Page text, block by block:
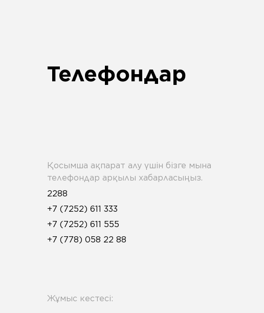
Қосымша ақпарат алу үшін бізге мына
телефондар арқылы хабарласыңыз.
2288
+7 (7252) 611 333
+7 (7252) 611 555
+7 (778) 058 22 88
Жұмыс кестесі:
Телефондар